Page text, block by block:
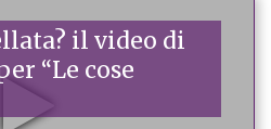
il video di
“Le cose